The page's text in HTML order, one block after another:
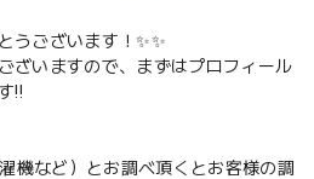
うございます！✨✨
ざいますので、まずはプロフィール
‼️
機など）とお調べ頂くとお客様の調